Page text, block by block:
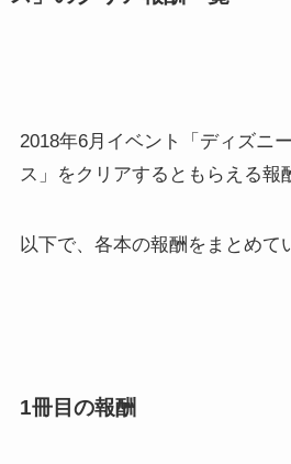
2018年6月イベント「ディズニ
ス」をクリアするともらえる報
以下で、各本の報酬をまとめて
1冊目の報酬